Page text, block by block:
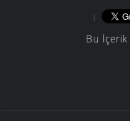
Bu İçerik